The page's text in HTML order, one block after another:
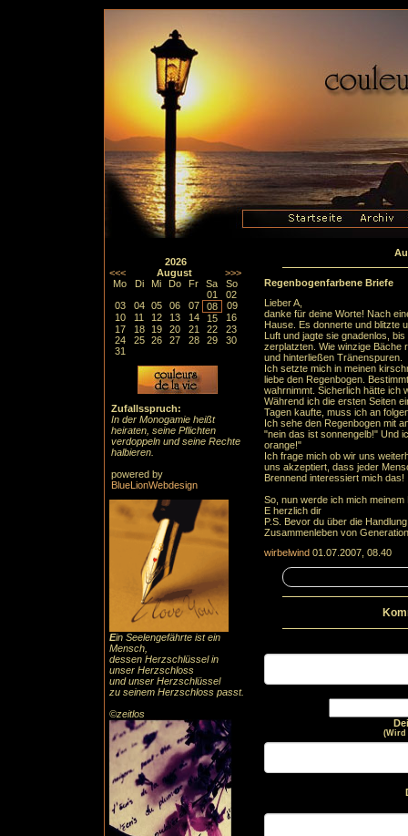
2026
<<<
August
>>>
Mo
Di Mi Do Fr Sa
So
01
02
03
04 05 06 07 08
09
10
11 12 13 14 15
16
17
18 19 20 21 22
23
24
25 26 27 28 29
30
31
Zufallsspruch:
In der Monogamie heißt
heiraten, seine Pflichten
verdoppeln und seine Rechte
halbieren.
powered by
BlueLionWebdesign
Ein Seelengefährte ist ein
Mensch,
dessen Herzschlüssel in
unser Herzschloss
und unser Herzschlüssel
zu seinem Herzschloss passt.
©zeitlos
Regenbogenfarbene Briefe
Lieber A,
danke für deine Worte! Nach
Hause. Es donnerte und blitzte
Luft und jagte sie gnadenlos,
zerplatzten. Wie winzige Bäche
und hinterließen Tränenspuren.
Ich setzte mich in meinen
liebe den Regenbogen.
wahrnimmt. Sicherlich hätte ich
Während ich die ersten Seiten
Tagen kaufte, muss ich an
Ich sehe den Regenbogen mit
"nein das ist sonnengelb!" Und
orange!"
Ich frage mich ob wir uns
uns akzeptiert, dass jeder
Brennend interessiert mich das!
So, nun werde ich mich meinem
E herzlich dir
P.S. Bevor du über die
Zusammenleben von
wirbelwind 01.07.2007, 08.40
(Wird